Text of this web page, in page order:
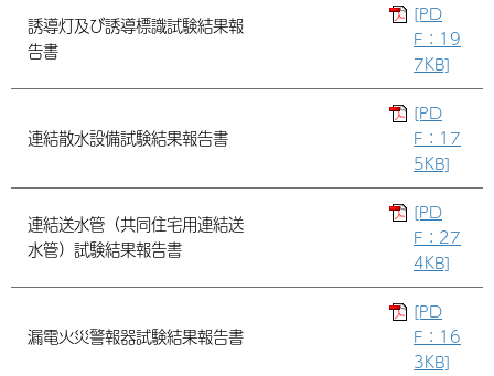
誘導灯及び誘導標識試験結果報
告書
[PD
F：19
7KB]
連結散水設備試験結果報告書
[PD
F：17
5KB]
連結送水管（共同住宅用連結送
水管）試験結果報告書
[PD
F：27
4KB]
漏電火災警報器試験結果報告書
[PD
F：16
3KB]